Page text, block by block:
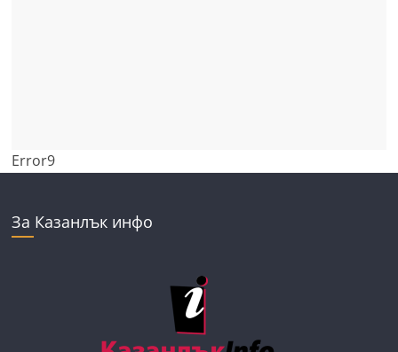
Error9
За Казанлък инфо